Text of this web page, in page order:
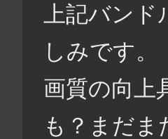
上記バン
しみです。
画質の向上
も？まだま